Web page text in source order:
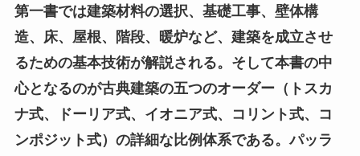
第一書では建築材料の選択、基礎工事、壁体構
造、床、屋根、階段、暖炉など、建築を成立させ
るための基本技術が解説される。そして本書の中
心となるのが古典建築の五つのオーダー（トスカ
ナ式、ドーリア式、イオニア式、コリント式、コ
ンポジット式）の詳細な比例体系である。パッラ